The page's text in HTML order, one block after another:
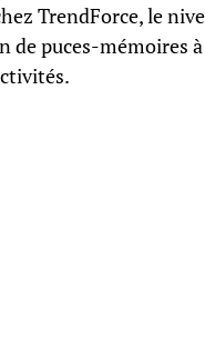
TrendForce, le
puces-mémoires